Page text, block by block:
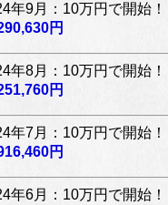
年9月：10万円で開始！
円
年8月：10万円で開始！
円
年7月：10万円で開始！
円
年6月：10万円で開始！